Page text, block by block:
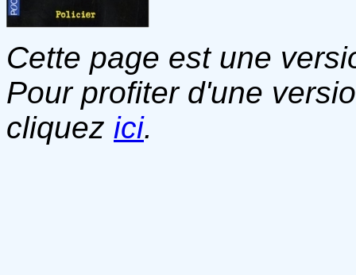
Cette page est une
Pour profiter d'une
cliquez ici.